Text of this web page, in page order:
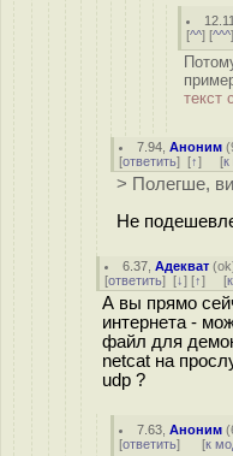
[^^] [^^^
текст
7.94 ,Аноним (
[ответить] [↑] [к
> Полегше,
Не
6.37 ,Адекват (ok
[ответить] [↓] [↑] [
А вы прямо
интернета -
файл для
netcat на
udp ?
7.63 ,Аноним (
[ответить] [к